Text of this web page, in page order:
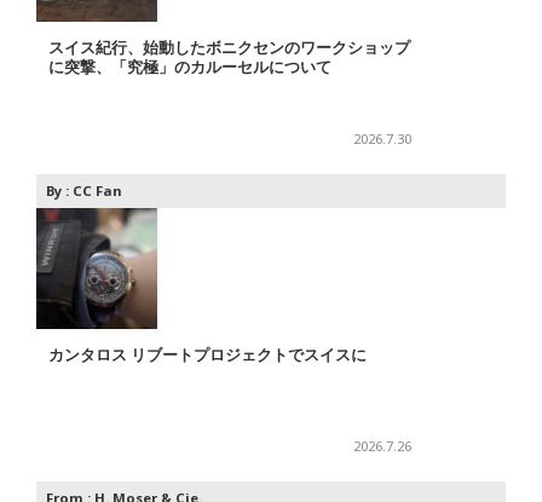
スイス紀行、始動したボニクセンのワークショップ
に突撃、「究極」のカルーセルについて
2026.7.30
By : CC Fan
カンタロス リブートプロジェクトでスイスに
2026.7.26
From : H. Moser & Cie.